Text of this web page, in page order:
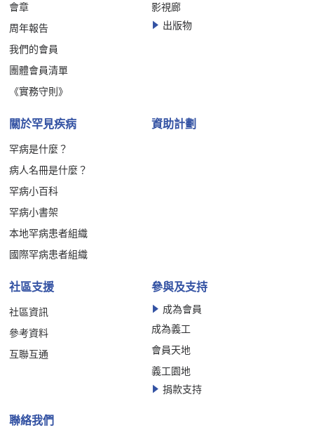
會章
周年報告
我們的會員
團體會員清單
《實務守則》
影視廊
出版物
關於罕見疾病
罕病是什麼？
病人名冊是什麼？
罕病小百科
罕病小書架
本地罕病患者組織
國際罕病患者組織
資助計劃
社區支援
社區資訊
參考資料
互聯互通
參與及支持
成為會員
成為義工
會員天地
義工園地
捐款支持
聯絡我們